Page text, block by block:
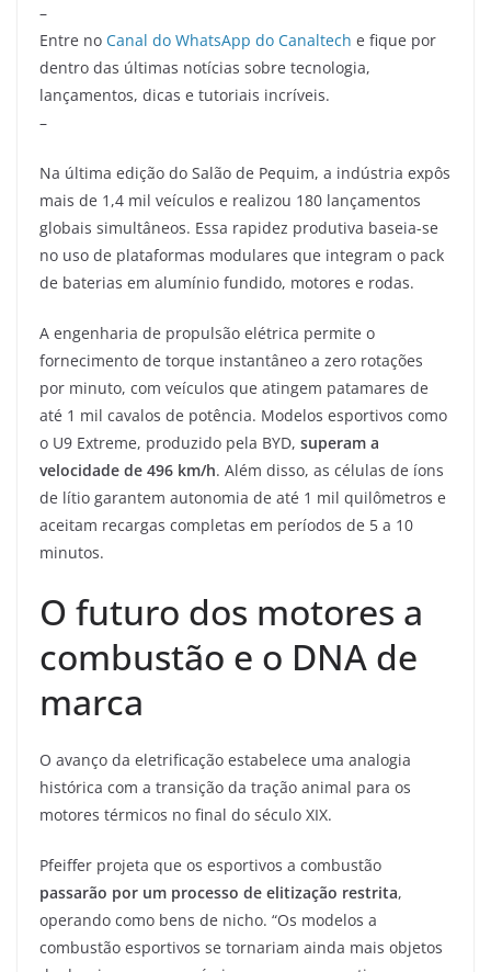
–
Entre no Canal do WhatsApp do Canaltech e fique por
dentro das últimas notícias sobre tecnologia,
lançamentos, dicas e tutoriais incríveis.
–
Na última edição do Salão de Pequim, a indústria expôs
mais de 1,4 mil veículos e realizou 180 lançamentos
globais simultâneos. Essa rapidez produtiva baseia-se
no uso de plataformas modulares que integram o pack
de baterias em alumínio fundido, motores e rodas.
A engenharia de propulsão elétrica permite o
fornecimento de torque instantâneo a zero rotações
por minuto, com veículos que atingem patamares de
até 1 mil cavalos de potência. Modelos esportivos como
o U9 Extreme, produzido pela BYD, superam a
velocidade de 496 km/h. Além disso, as células de íons
de lítio garantem autonomia de até 1 mil quilômetros e
aceitam recargas completas em períodos de 5 a 10
minutos.
O futuro dos motores a
combustão e o DNA de
marca
O avanço da eletrificação estabelece uma analogia
histórica com a transição da tração animal para os
motores térmicos no final do século XIX.
Pfeiffer projeta que os esportivos a combustão
passarão por um processo de elitização restrita,
operando como bens de nicho. “Os modelos a
combustão esportivos se tornariam ainda mais objetos